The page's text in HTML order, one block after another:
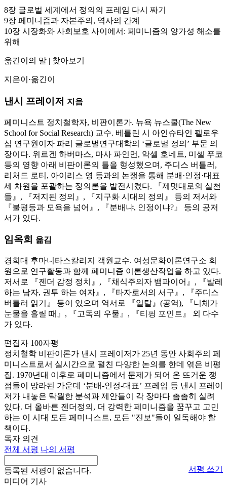
8장 글로벌 세계에서 정의의 프레임 다시 짜기
9장 페미니즘과 자본주의, 역사의 간계
10장 시장화와 사회보호 사이에서: 페미니즘의 양가성 해소를
위해
옮긴이의 말 | 찾아보기
지은이·옮긴이
낸시 프레이저 지음
페미니스트 정치철학자, 비판이론가. 뉴욕 뉴스쿨(The New
School for Social Research) 교수. 베를린 시 아인슈타인 펠로우
십 연구원이자 파리 글로벌연구대학의 ‘글로벌 정의’ 부문 의
장이다. 위르겐 하버마스, 마사 파인먼, 악셀 호네트, 미셸 푸코
등의 영향 아래 비판이론의 틀을 형성했으며, 주디스 버틀러,
리처드 로티, 아이리스 영 등과의 논쟁을 통해 분배·인정·대표
세 차원을 포괄하는 정의론을 발전시켰다. 『제멋대로의 실천
들』, 『저지된 정의』, 『지구화 시대의 정의』 등의 저서와
『불평등과 모욕을 넘어』, 『분배냐, 인정이냐?』 등의 공저
서가 있다.
임옥희 옮김
경희대 후마니타스칼리지 객원교수. 여성문화이론연구소 회
원으로 연구활동과 함께 페미니즘 이론생산작업을 하고 있다.
저서로 『젠더 감정 정치』, 『채식주의자 뱀파이어』, 『발레
하는 남자, 권투 하는 여자』, 『타자로서의 서구』, 『주디스
버틀러 읽기』 등이 있으며 역서로 『일탈』(공역), 『니체가
눈물을 흘릴 때』, 『고독의 우물』, 『티핑 포인트』 외 다수
가 있다.
편집자 100자평
정치철학 비판이론가 낸시 프레이저가 25년 동안 사회주의 페
미니스트로서 실시간으로 펼친 다양한 논의를 한데 엮은 비평
집. 1970년대 이후로 페미니즘에서 문제가 되어 온 뜨거운 쟁
점들이 망라된 가운데 ‘분배-인정-대표’ 프레임 등 낸시 프레이
저가 내놓은 탁월한 분석과 제안들이 각 장마다 촘촘히 실려
있다. 더 올바른 젠더정의, 더 강력한 페미니즘을 꿈꾸고 고민
하는 이 시대 모든 페미니스트, 모든 "진보"들이 일독해야 할
책이다.
독자 의견
전체 서평 나의 서평
서평 쓰기
등록된 서평이 없습니다.
미디어 기사